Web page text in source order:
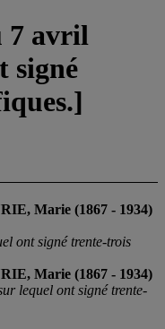
7 avril
signé
Marie (1867 - 1934)
ont signé trente-trois
Marie (1867 - 1934)
lequel ont signé trente-